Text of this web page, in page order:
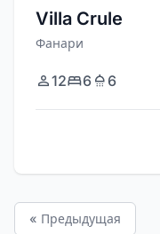
Villa Crule
Фанари
12 6 6
« Предыдущая